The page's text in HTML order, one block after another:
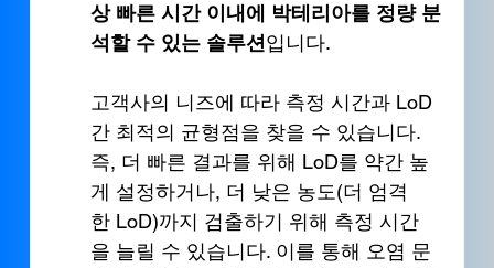
상 빠른 시간 이내에 박테리아를 정량 분
석할 수 있는 솔루션입니다.
고객사의 니즈에 따라 측정 시간과 LoD
간 최적의 균형점을 찾을 수 있습니다.
즉, 더 빠른 결과를 위해 LoD를 약간 높
게 설정하거나, 더 낮은 농도(더 엄격
한 LoD)까지 검출하기 위해 측정 시간
을 늘릴 수 있습니다. 이를 통해 오염 문